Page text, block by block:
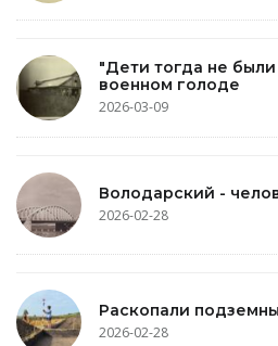
"Дети тогда не
военном голоде
2026-03-09
Володарский -
2026-02-28
Раскопали
2026-02-28